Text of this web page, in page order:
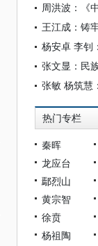
热门专栏
秦晖
龙应台
鄢烈山
黄宗智
徐贲
杨祖陶